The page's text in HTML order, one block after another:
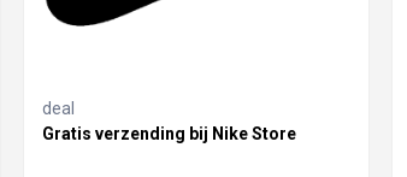
deal
Gratis verzending bij Nike Store